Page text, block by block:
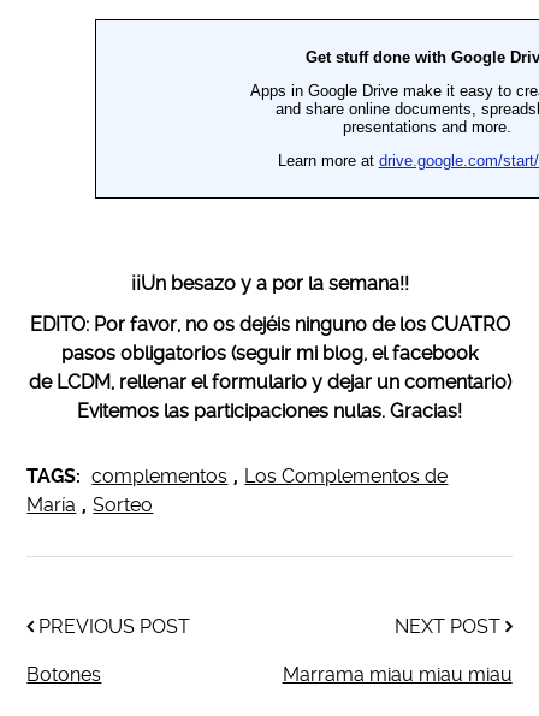
¡¡Un besazo y a por la semana!!
EDITO: Por favor, no os dejéis ninguno de los CUATRO
pasos obligatorios (seguir mi blog, el facebook
de LCDM, rellenar el formulario y dejar un comentario)
Evitemos las participaciones nulas. Gracias!
TAGS: complementos , Los Complementos de
María , Sorteo
PREVIOUS POST
Botones
NEXT POST
Marrama miau miau miau